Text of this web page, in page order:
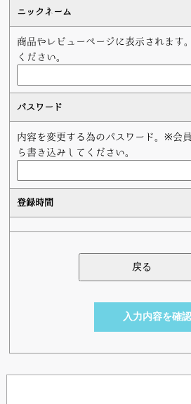
ニックネーム
商品やレビューページに表示されます
ください。
パスワード
内容を変更する為のパスワード。※会
ら書き込みしてください。
登録時間